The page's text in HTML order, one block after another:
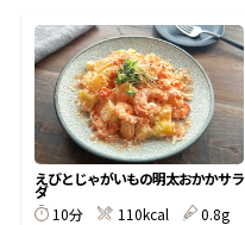
ヤマキ『めんつゆ』
おいしいレシピトップ
主食レシピ
主菜レシピ
かつお節・だしを知る
だしの取り方
かつお節の削り方
CM・キャンペーン
キャンペーン一覧
企業・採用情報
企業情報
お問い合わせ
えびとじゃがいもの明太おかかサラ
ダ
10分
110kcal 0.8g